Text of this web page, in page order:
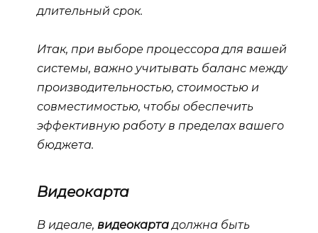
длительный срок.
Итак, при выборе процессора для вашей
системы, важно учитывать баланс между
производительностью, стоимостью и
совместимостью, чтобы обеспечить
эффективную работу в пределах вашего
бюджета.
Видеокарта
В идеале, видеокартадолжна быть